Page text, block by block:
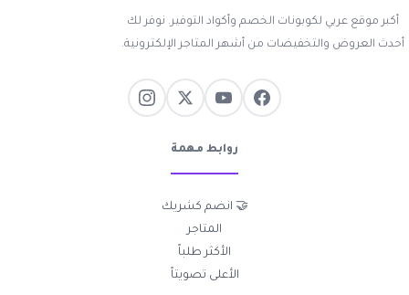
أكبر موقع عربي لكوبونات الخصم وأكواد التوفير. نوفر لك
أحدث العروض والتخفيضات من أشهر المتاجر الإلكترونية.
روابط مهمة
🤝 انضم كشريك
المتاجر
الأكثر طلباً
الأعلى تصويتاً